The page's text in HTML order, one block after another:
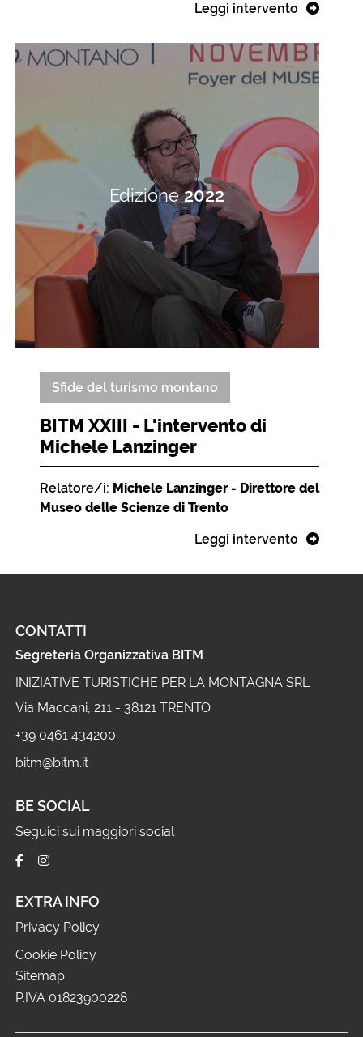
Leggi intervento
Edizione2022
Sfide del turismo montano
BITM XXIII - L'intervento di
Michele Lanzinger
Relatore/i: Michele Lanzinger - Direttore del
Museo delle Scienze di Trento
Leggi intervento
CONTATTI
Segreteria Organizzativa BITM
INIZIATIVE TURISTICHE PER LA MONTAGNA SRL
Via Maccani, 211 - 38121 TRENTO
+39 0461 434200
bitm@bitm.it
BE SOCIAL
Seguici sui maggiori social
EXTRA INFO
Privacy Policy
Cookie Policy
Sitemap
P.IVA 01823900228